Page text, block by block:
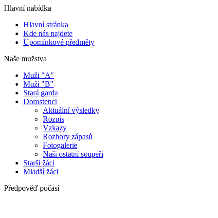
Hlavní nabídka
Hlavní stránka
Kde nás najdete
Upomínkové předměty
Naše mužstva
Muži "A"
Muži "B"
Stará garda
Dorostenci
Aktuální výsledky
Rozpis
Vzkazy
Rozbory zápasů
Fotogalerie
Naši ostatní soupeři
Starší žáci
Mladší žáci
Předpověď počasí